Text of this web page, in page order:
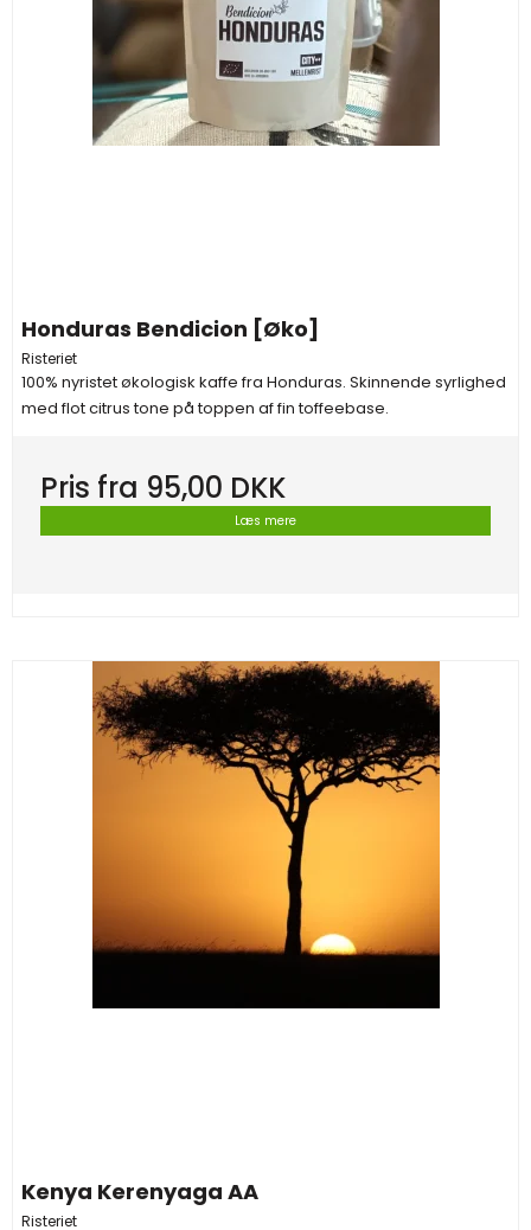
Honduras Bendicion [Øko]
Risteriet
100% nyristet økologisk kaffe fra Honduras. Skinnende syrlighed
med flot citrus tone på toppen af fin toffeebase.
Pris fra 95,00 DKK
Læs mere
Kenya Kerenyaga AA
Risteriet